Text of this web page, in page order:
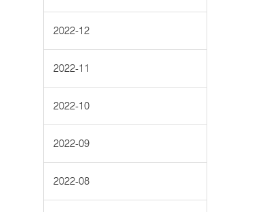
2022-12
2022-11
2022-10
2022-09
2022-08